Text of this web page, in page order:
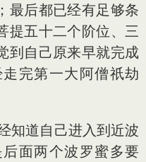
最后都已经有足够条
提五十二个阶位、三
到自己原来早就完成
完第一大阿僧祇劫
知道自己进入到近波
面两个波罗蜜多要